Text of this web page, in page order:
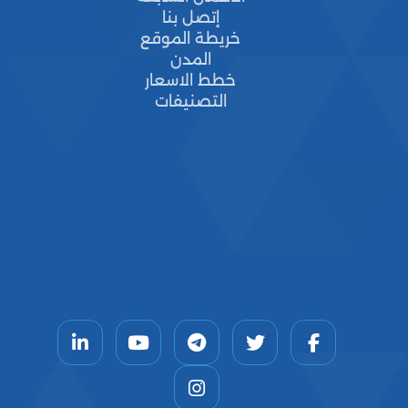
إتصل بنا
خريطة الموقع
المدن
خطط الاسعار
التصنيفات